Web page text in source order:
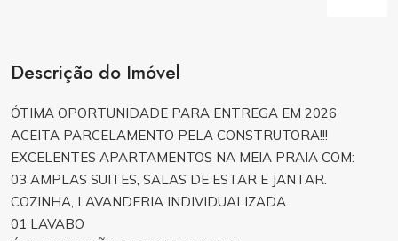
Descrição do Imóvel
ÓTIMA OPORTUNIDADE PARA ENTREGA EM 2026
ACEITA PARCELAMENTO PELA CONSTRUTORA!!!
EXCELENTES APARTAMENTOS NA MEIA PRAIA COM:
03 AMPLAS SUITES, SALAS DE ESTAR E JANTAR.
COZINHA, LAVANDERIA INDIVIDUALIZADA
01 LAVABO